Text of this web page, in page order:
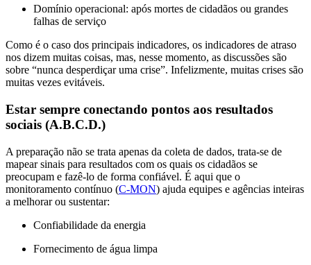
Domínio operacional: após mortes de cidadãos ou grandes
falhas de serviço
Como é o caso dos principais indicadores, os indicadores de atraso
nos dizem muitas coisas, mas, nesse momento, as discussões são
sobre “nunca desperdiçar uma crise”. Infelizmente, muitas crises são
muitas vezes evitáveis.
Estar sempre conectando pontos aos resultados
sociais (A.B.C.D.)
A preparação não se trata apenas da coleta de dados, trata-se de
mapear sinais para resultados com os quais os cidadãos se
preocupam e fazê-lo de forma confiável. É aqui que o
monitoramento contínuo (C-MON) ajuda equipes e agências inteiras
a melhorar ou sustentar:
Confiabilidade da energia
Fornecimento de água limpa